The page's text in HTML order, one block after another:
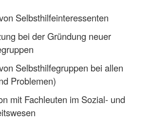
Selbsthilfeinteressenten
bei der Gründung neuer
Selbsthilfegruppen bei allen
Problemen)
mit Fachleuten im Sozial- und